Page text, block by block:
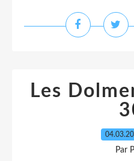
Les
Par